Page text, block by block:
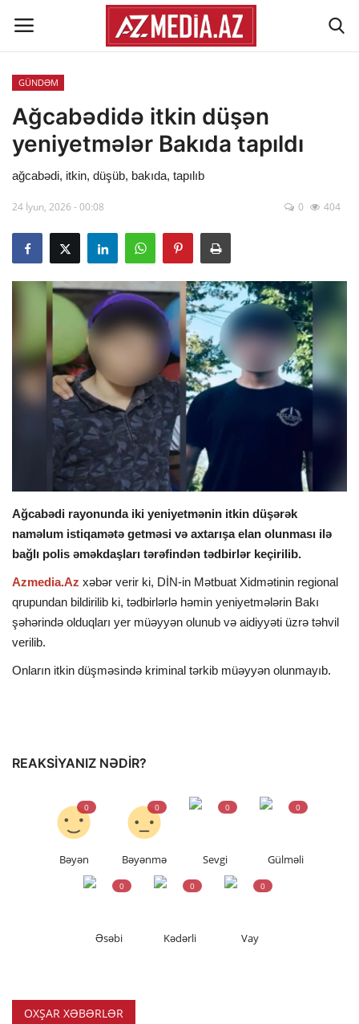
Əlaqə
Xəbər lenti
Reklam
İQTİSADİYYAT
İDMAN
MARAQLI
SAĞLAMLIQ
ŞOU BİZNES
MÜSAHİBƏ
İKT
GÜNDƏM
Ağcabədidə itkin düşən
yeniyetmələr Bakıda tapıldı
ağcabədi, itkin, düşüb, bakıda, tapılıb
24 İyun, 2026 - 00:08 0 404
Ağcabədi rayonunda iki yeniyetmənin itkin düşərək
naməlum istiqamətə getməsi və axtarışa elan olunması ilə
bağlı polis əməkdaşları tərəfindən tədbirlər keçirilib.
Azmedia.Az xəbər verir ki, DİN-in Mətbuat Xidmətinin regional
qrupundan bildirilib ki, tədbirlərlə həmin yeniyetmələrin Bakı
şəhərində olduqları yer müəyyən olunub və aidiyyəti üzrə təhvil
verilib.
Onların itkin düşməsində kriminal tərkib müəyyən olunmayıb.
REAKSIYANIZ NƏDIR?
Bəyən
0
Bəyənmə
0
Sevgi
0
Gülməli
0
Əsəbi
0
Kədərli
0
Vay
0
OXŞAR XƏBƏRLƏR